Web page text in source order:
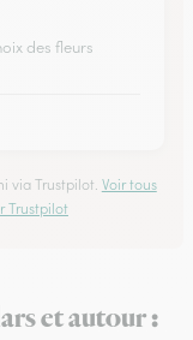
des fleurs
via Trustpilot. Voir tous
Trustpilot
et autour :